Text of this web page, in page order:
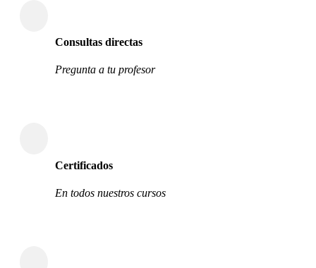
Consultas directas
Pregunta a tu profesor
Certificados
En todos nuestros cursos